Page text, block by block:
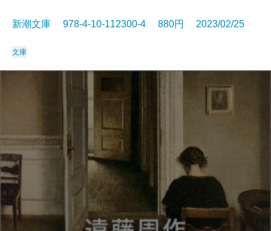
新潮文庫 978-4-10-112300-4 880円 2023/02/25
文庫